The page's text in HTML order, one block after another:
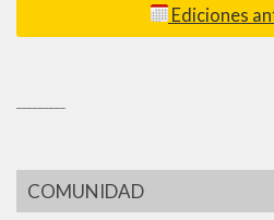
Ediciones
COMUNIDAD